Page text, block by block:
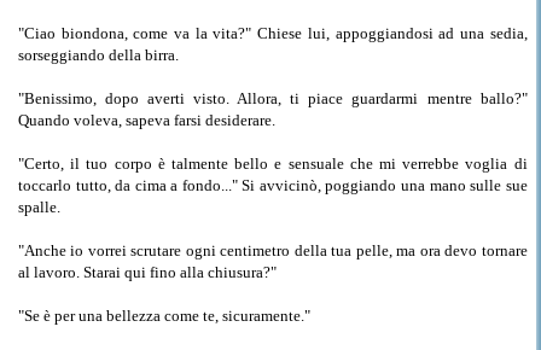
"Ciao biondona, come va la vita?" Chiese lui, appoggiandosi ad una sedia,
sorseggiando della birra.
"Benissimo, dopo averti visto. Allora, ti piace guardarmi mentre ballo?"
Quando voleva, sapeva farsi desiderare.
"Certo, il tuo corpo è talmente bello e sensuale che mi verrebbe voglia di
toccarlo tutto, da cima a fondo..." Si avvicinò, poggiando una mano sulle sue
spalle.
"Anche io vorrei scrutare ogni centimetro della tua pelle, ma ora devo tornare
al lavoro. Starai qui fino alla chiusura?"
"Se è per una bellezza come te, sicuramente."